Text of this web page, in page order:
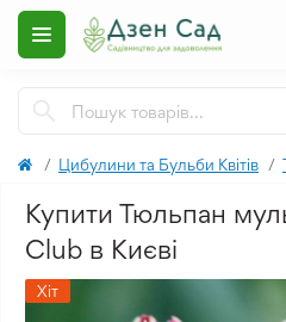
Цибулини та Бульби Квітів
Купити Тюльпан
Club в Києві
Хіт